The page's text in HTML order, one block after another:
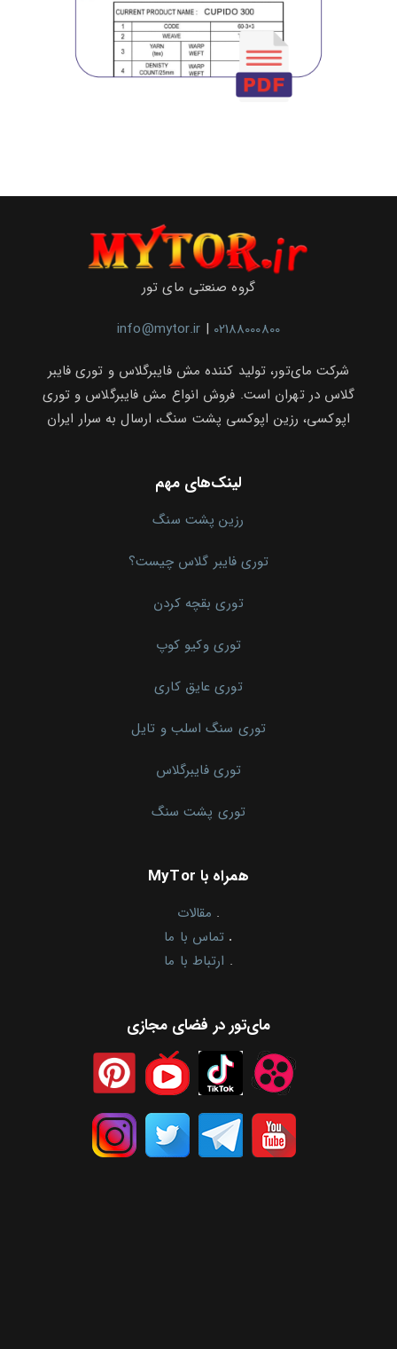
گروه صنعتی مای تور
info@mytor.ir | 02188000800
شرکت مای‌تور، تولید کننده مش فایبرگلاس و توری فایبر
گلاس در تهران است. فروش انواع مش فایبرگلاس و توری
اپوکسی، رزین اپوکسی پشت سنگ، ارسال به سرار ایران
لینک‌های مهم
رزین پشت سنگ
توری فایبر گلاس چیست؟
توری بقچه کردن
توری وکیو کوپ
توری عایق کاری
توری سنگ اسلب و تایل
توری فایبرگلاس
توری پشت سنگ
همراه با MyTor
. مقالات
. تماس با ما
. ارتباط با ما
مای‌تور در فضای مجازی